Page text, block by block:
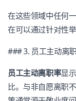
在这些领域中任何
在可以通过针对性
### 3. 员工主动离
员工主动离职率显
比。与非自愿离职